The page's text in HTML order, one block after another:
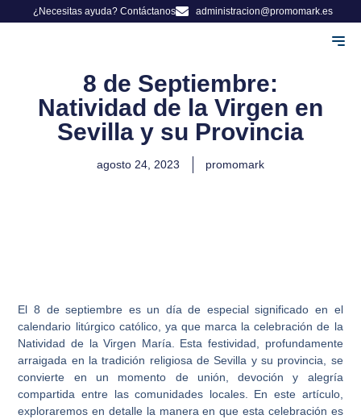
¿Necesitas ayuda? Contáctanos administracion@promomark.es
8 de Septiembre:
Natividad de la Virgen en
Sevilla y su Provincia
agosto 24, 2023 promomark
El 8 de septiembre es un día de especial significado en el
calendario litúrgico católico, ya que marca la celebración de la
Natividad de la Virgen María. Esta festividad, profundamente
arraigada en la tradición religiosa de Sevilla y su provincia, se
convierte en un momento de unión, devoción y alegría
compartida entre las comunidades locales. En este artículo,
exploraremos en detalle la manera en que esta celebración es